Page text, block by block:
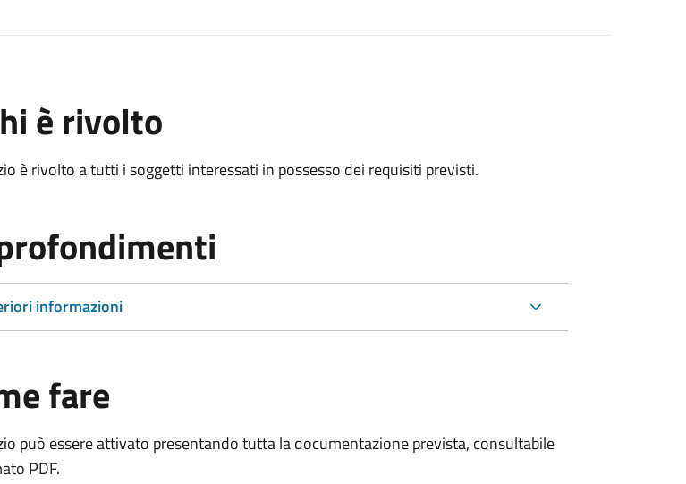
è rivolto
è rivolto a tutti i soggetti interessati in possesso dei requisiti previsti.
informazioni
fare
può essere attivato presentando tutta la documentazione prevista, consultabile
PDF.